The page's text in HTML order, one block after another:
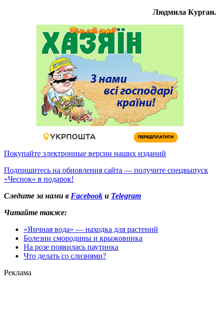
Людмила Курган.
Покупайте электронные версии наших изданий
Подпишитесь на обновления сайта — получите спецвыпуск
«Чеснок» в подарок!
Следите за нами в Facebook и Telegram
Читайте также:
«Яичная вода» — находка для растений
Болезни смородины и крыжовника
На розе появилась паутинка
Что делать со слизнями?
Реклама